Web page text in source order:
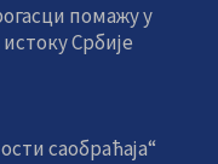
помажу у
Србије
саобраћаја“